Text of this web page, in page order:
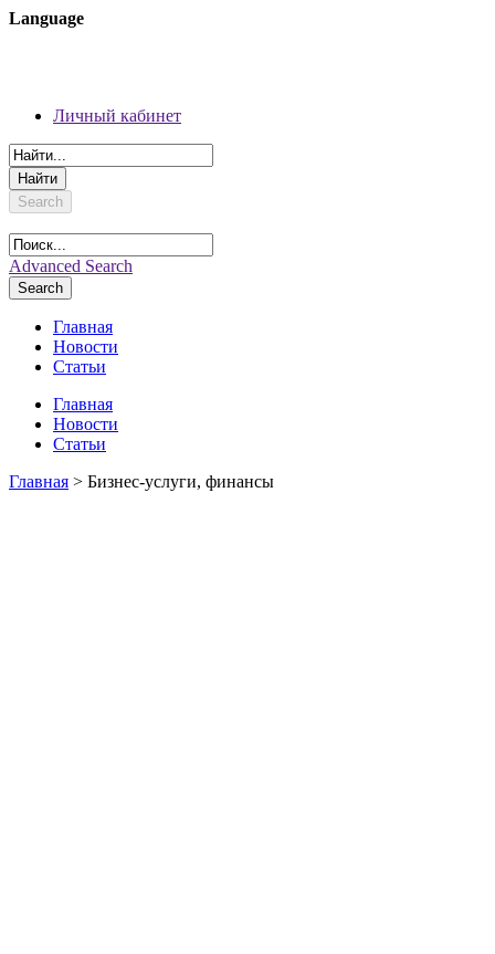
Language
Личный кабинет
Search
Advanced Search
Search
Главная
Новости
Статьи
Главная
Новости
Статьи
Главная > Бизнес-услуги, финансы